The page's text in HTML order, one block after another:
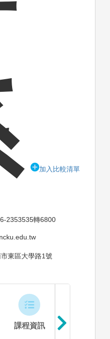
加入比較清單
2353535轉6800
東區大學路1號
課程資訊